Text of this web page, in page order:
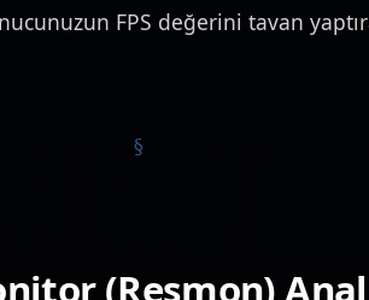
FPS değerini tavan
(Resmon)